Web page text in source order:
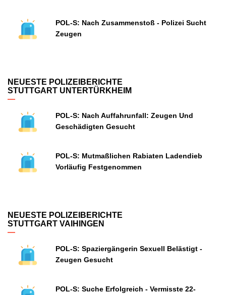
POL-S: Nach Zusammenstoß - Polizei Sucht
Zeugen
NEUESTE POLIZEIBERICHTE
STUTTGART UNTERTÜRKHEIM
POL-S: Nach Auffahrunfall: Zeugen Und
Geschädigten Gesucht
POL-S: Mutmaßlichen Rabiaten Ladendieb
Vorläufig Festgenommen
NEUESTE POLIZEIBERICHTE
STUTTGART VAIHINGEN
POL-S: Spaziergängerin Sexuell Belästigt -
Zeugen Gesucht
POL-S: Suche Erfolgreich - Vermisste 22-